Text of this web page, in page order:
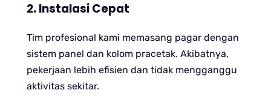
2. Instalasi Cepat
Tim profesional kami memasang pagar dengan
sistem panel dan kolom pracetak. Akibatnya,
pekerjaan lebih efisien dan tidak mengganggu
aktivitas sekitar.